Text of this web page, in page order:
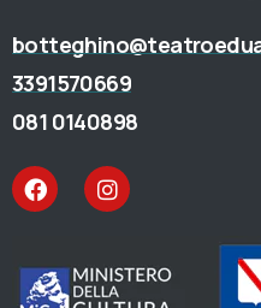
3391570669
081 0140898